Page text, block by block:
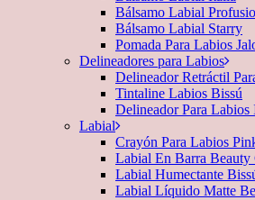
Bálsamo Labial
Bálsamo Labial Starry
Pomada Para Labios
Delineadores para Labios
Delineador Retráctil
Tintaline Labios Bissú
Delineador Para Labios
Labial
Crayón Para Labios
Labial En Barra Beauty
Labial Humectante
Labial Líquido Matte